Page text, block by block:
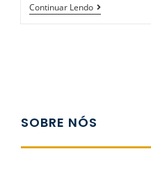
Continuar Lendo
SOBRE NÓS